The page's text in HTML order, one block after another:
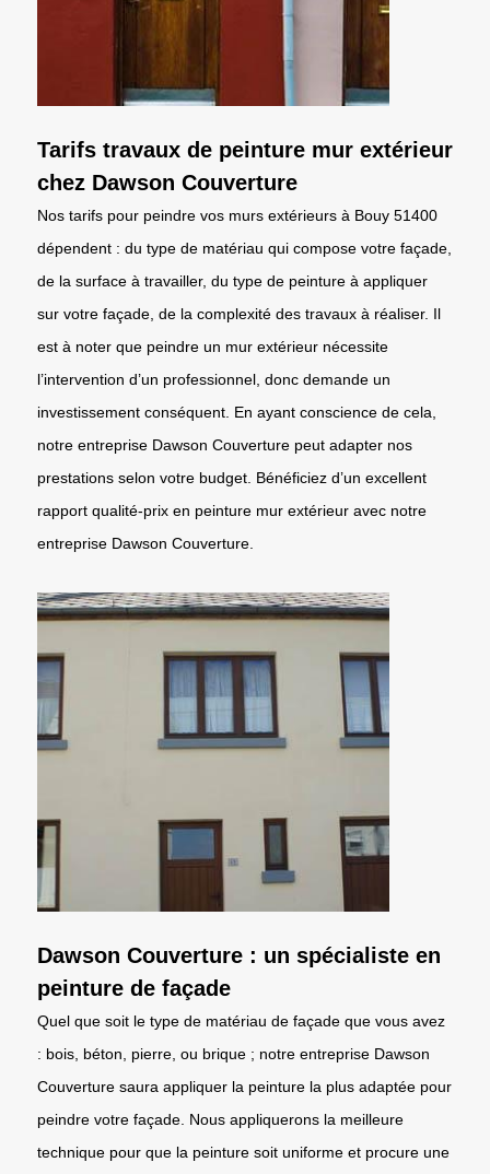
Tarifs travaux de peinture mur extérieur
chez Dawson Couverture
Nos tarifs pour peindre vos murs extérieurs à Bouy 51400
dépendent : du type de matériau qui compose votre façade,
de la surface à travailler, du type de peinture à appliquer
sur votre façade, de la complexité des travaux à réaliser. Il
est à noter que peindre un mur extérieur nécessite
l’intervention d’un professionnel, donc demande un
investissement conséquent. En ayant conscience de cela,
notre entreprise Dawson Couverture peut adapter nos
prestations selon votre budget. Bénéficiez d’un excellent
rapport qualité-prix en peinture mur extérieur avec notre
entreprise Dawson Couverture.
Dawson Couverture : un spécialiste en
peinture de façade
Quel que soit le type de matériau de façade que vous avez
: bois, béton, pierre, ou brique ; notre entreprise Dawson
Couverture saura appliquer la peinture la plus adaptée pour
peindre votre façade. Nous appliquerons la meilleure
technique pour que la peinture soit uniforme et procure une